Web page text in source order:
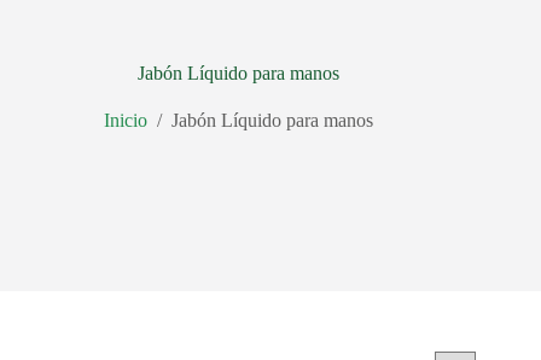
Jabón Líquido para manos
Inicio / Jabón Líquido para manos